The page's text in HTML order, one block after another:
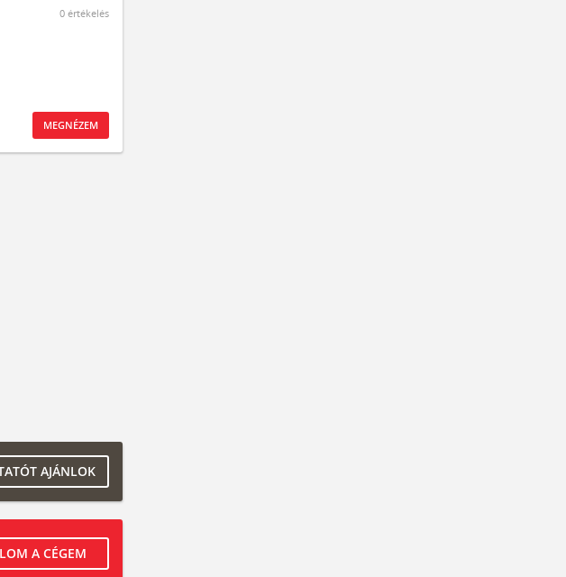
0 értékelés
MEGNÉZEM
AJÁNLOK
A CÉGEM